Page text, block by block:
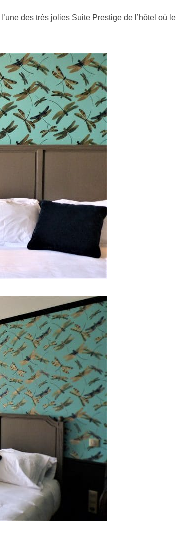
des très jolies Suite Prestige de l’hôtel où le